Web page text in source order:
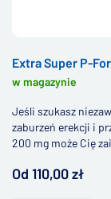
Extra Super P-
w magazynie
Jeśli szukasz
zaburzeń erekcji i
200 mg może Cię
Od 110,00 zł